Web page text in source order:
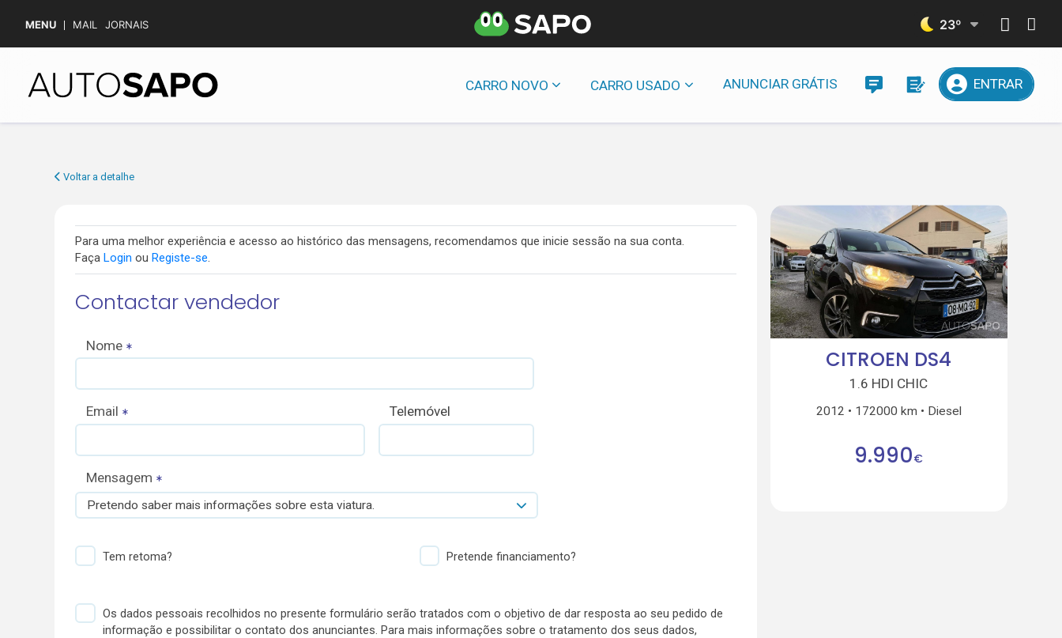
MENU MAIL JORNAIS 23º
CARRO NOVO CARRO USADO ANUNCIAR GRÁTIS ENTRAR
Voltar a detalhe
Para uma melhor experiência e acesso ao histórico das mensagens, recomendamos que inicie sessão na sua conta.
Faça Login ou Registe-se.
Contactar vendedor
Nome
Email Telemóvel
Mensagem
Pretendo saber mais informações sobre esta viatura.
Tem retoma? Pretende financiamento?
Os dados pessoais recolhidos no presente formulário serão tratados com o objetivo de dar resposta ao seu pedido de
informação e possibilitar o contato dos anunciantes. Para mais informações sobre o tratamento dos seus dados,
CITROEN DS4
1.6 HDI CHIC
2012 172000 km Diesel
9.990€